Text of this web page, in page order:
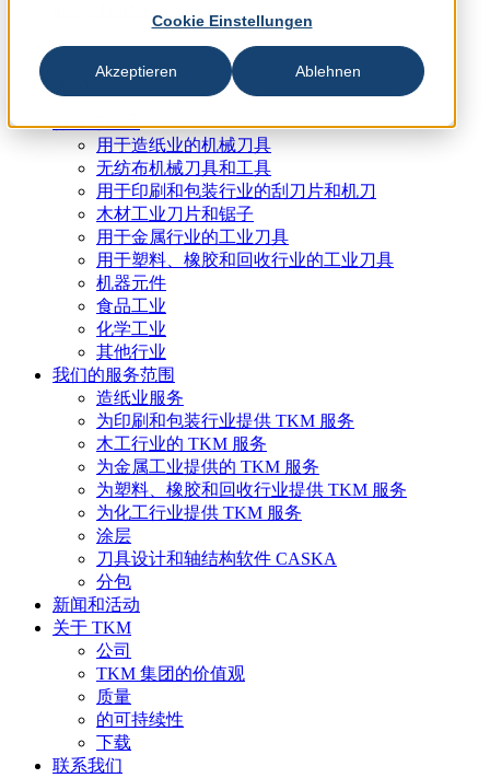
Cookie Einstellungen
Akzeptieren Ablehnen
行业与产品
用于造纸业的机械刀具
无纺布机械刀具和工具
用于印刷和包装行业的刮刀片和机刀
木材工业刀片和锯子
用于金属行业的工业刀具
用于塑料、橡胶和回收行业的工业刀具
机器元件
食品工业
化学工业
其他行业
我们的服务范围
造纸业服务
为印刷和包装行业提供 TKM 服务
木工行业的 TKM 服务
为金属工业提供的 TKM 服务
为塑料、橡胶和回收行业提供 TKM 服务
为化工行业提供 TKM 服务
涂层
刀具设计和轴结构软件 CASKA
分包
新闻和活动
关于 TKM
公司
TKM 集团的价值观
质量
的可持续性
下载
联系我们